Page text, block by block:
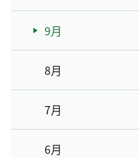
9月
8月
7月
6月